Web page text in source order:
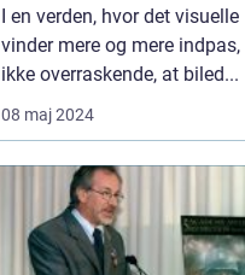
I en verden, hvor det
vinder mere og mere indpas,
ikke overraskende, at biled...
08 maj 2024